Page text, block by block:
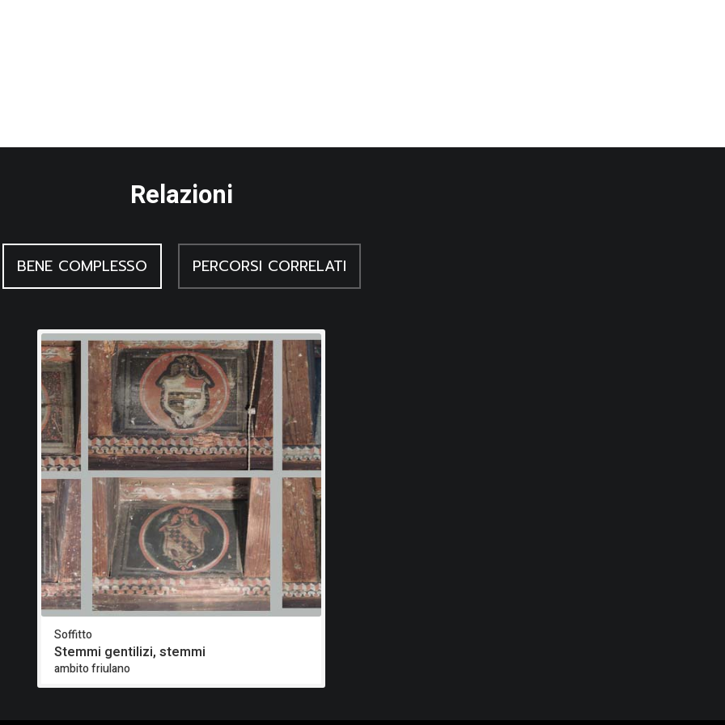
Relazioni
BENE COMPLESSO PERCORSI CORRELATI
Soffitto
Stemmi gentilizi, stemmi
ambito friulano